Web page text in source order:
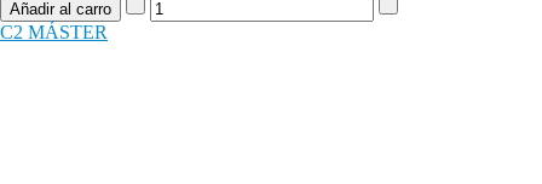
C2 MÁSTER